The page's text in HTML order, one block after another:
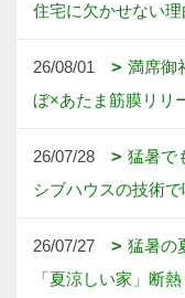
住宅に欠かせない
26/08/01
満席御
ぼ×あたま筋膜リリ
26/07/28
猛暑で
シブハウスの技術
26/07/27
猛暑の
「夏涼しい家」断